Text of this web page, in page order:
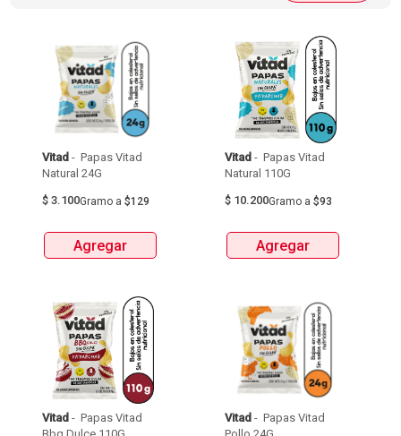
Vitad - Papas Vitad
$ 3.100Gramo a $129
Agregar
Vitad - Papas Vitad
$ 10.200Gramo a $93
Agregar
Vitad - Papas Vitad
Vitad - Papas Vitad